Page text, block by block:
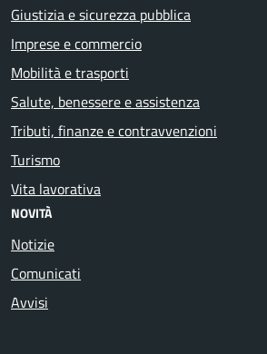
Giustizia e sicurezza pubblica
Imprese e commercio
Mobilità e trasporti
Salute, benessere e assistenza
Tributi, finanze e contravvenzioni
Turismo
Vita lavorativa
NOVITÀ
Notizie
Comunicati
Avvisi